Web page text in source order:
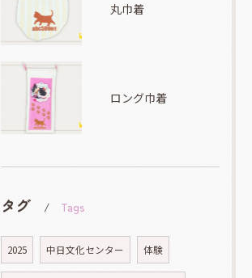
丸巾着
ロング巾着
タグ Tags
2025 中日文化センター 体験